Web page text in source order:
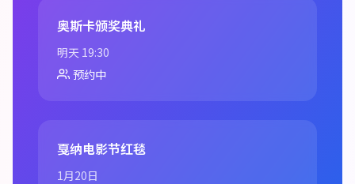
奥斯卡颁奖典礼
明天 19:30
预约中
戛纳电影节红毯
1月20日